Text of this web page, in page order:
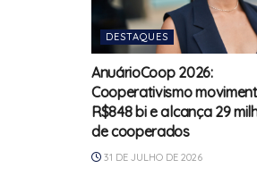
DESTAQUES
AnuárioCoop 2026:
Cooperativismo
R$848 bi e alcança 29
de cooperados
31 DE JULHO DE 2026